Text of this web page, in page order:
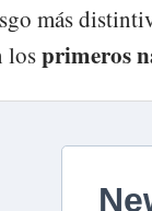
más
losprimeros